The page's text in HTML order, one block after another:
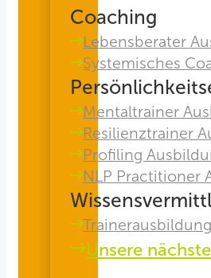
Coaching
Lebensberater
Systemisches
Mentaltrainer
Resilienztrainer
Profiling
NLP Practitioner
Trainerausbildung
Unsere